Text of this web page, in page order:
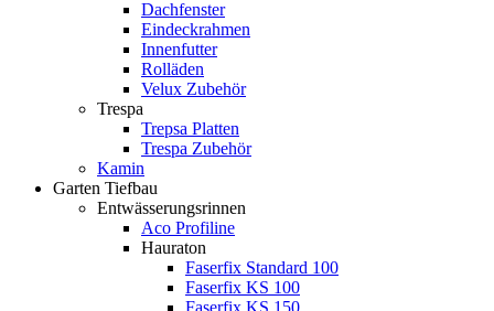
Dachfenster
Eindeckrahmen
Innenfutter
Rolläden
Velux Zubehör
Trespa
Trepsa Platten
Trespa Zubehör
Kamin
Garten Tiefbau
Entwässerungsrinnen
Aco Profiline
Hauraton
Faserfix Standard 100
Faserfix KS 100
Faserfix KS 150